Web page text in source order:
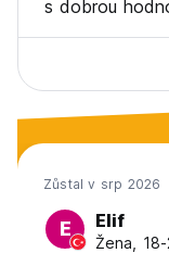
s dobrou
Zůstal v srp 2026
E Elif
Žena,